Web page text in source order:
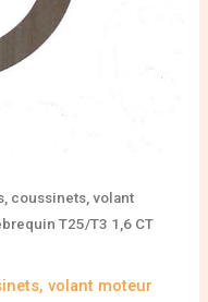
coussinets, volant
T25/T3 1,6 CT
volant moteur